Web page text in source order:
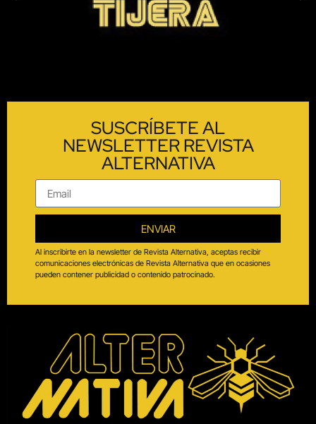
SUSCRÍBETE AL
NEWSLETTER REVISTA
ALTERNATIVA
ENVIAR
Al inscribirte en la newsletter de Revista Alternativa, aceptas recibir
comunicaciones electrónicas de Revista Alternativa que en ocasiones
pueden contener publicidad o contenido patrocinado.